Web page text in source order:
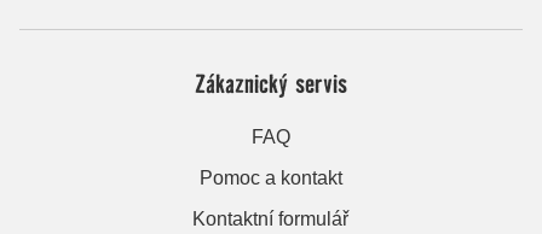
Zákaznický servis
FAQ
Pomoc a kontakt
Kontaktní formulář